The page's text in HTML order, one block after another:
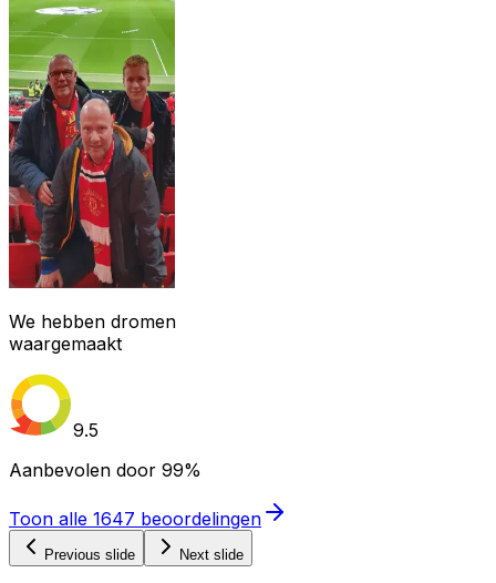
We hebben dromen
waargemaakt
9.5
Aanbevolen door 99%
Toon alle 1647 beoordelingen
Previous slide Next slide